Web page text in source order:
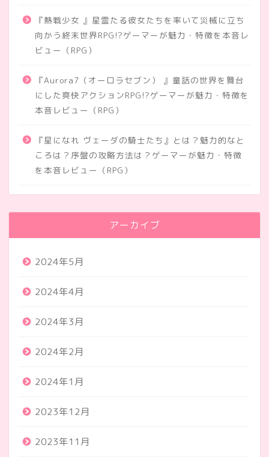
『熱戦少女 』星霊たる彼女たちを率いて災械に立ち
向かう終末世界RPG!?ゲーマーが魅力・特徴を本音レ
ビュー（RPG）
『Aurora7（オーロラセブン） 』童話の世界を舞台
にした爽快アクションRPG!?ゲーマーが魅力・特徴を
本音レビュー（RPG）
『星になれ ヴェーダの騎士たち』とは？魅力的なと
ころは？序盤の攻略方法は？ゲーマーが魅力・特徴
を本音レビュー（RPG）
アーカイブ
2024年5月
2024年4月
2024年3月
2024年2月
2024年1月
2023年12月
2023年11月